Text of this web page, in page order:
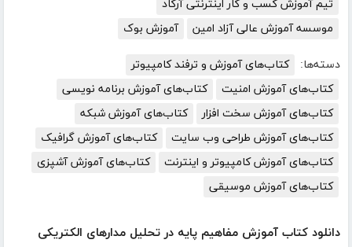
تیم آموزش کسب و کار اینترنتی آرکاد
موسسه آموزش عالی آزاد امین
آموزش بوک
دسته‌ها:
کتاب‌های آموزش و ترفند کامپیوتر
کتاب‌های آموزش امنیت
کتاب‌های آموزش برنامه نویسی
کتاب‌های آموزش سخت افزار
کتاب‌های آموزش شبکه
کتاب‌های آموزش طراحی وب سایت
کتاب‌های آموزش گرافیک
کتاب‌های آموزش کامپیوتر و اینترنت
کتاب‌های آموزش آشپزی
کتاب‌های آموزش موسیقی
دانلود کتاب آموزش مفاهیم پایه در تحلیل مدارهای الکتریکی